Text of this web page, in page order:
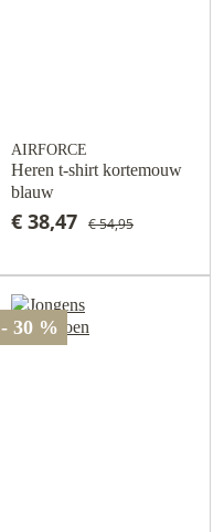
AIRFORCE
Heren t-shirt kortemouw
blauw
€ 38,47 € 54,95
- 30 %